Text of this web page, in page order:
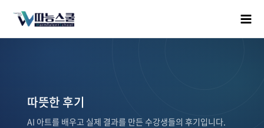
따뜻한 후기
AI 아트를 배우고 실제 결과를 만든 수강생들의 후기입니다.